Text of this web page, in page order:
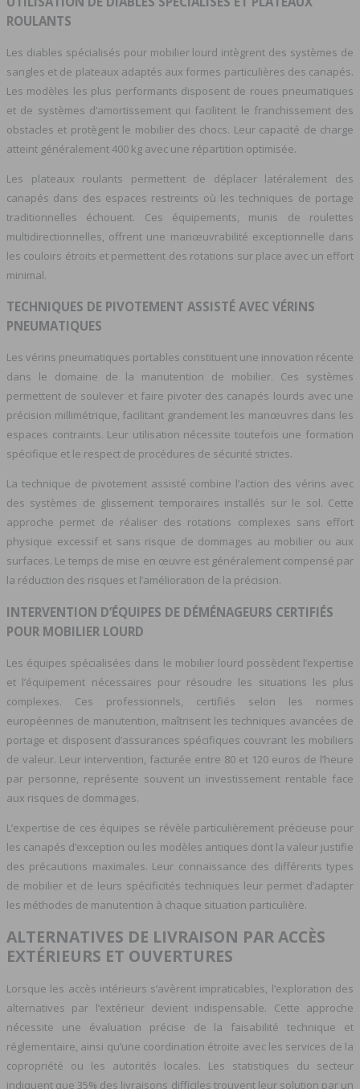
ROULANTS
Les diables spécialisés pour mobilier lourd intègrent des systèmes de
sangles et de plateaux adaptés aux formes particulières des canapés.
Les modèles les plus performants disposent de roues pneumatiques
et de systèmes d’amortissement qui facilitent le franchissement des
obstacles et protègent le mobilier des chocs. Leur capacité de charge
atteint généralement 400 kg avec une répartition optimisée.
Les plateaux roulants permettent de déplacer latéralement des
canapés dans des espaces restreints où les techniques de portage
traditionnelles échouent. Ces équipements, munis de roulettes
multidirectionnelles, offrent une manœuvrabilité exceptionnelle dans
les couloirs étroits et permettent des rotations sur place avec un effort
minimal.
TECHNIQUES DE PIVOTEMENT ASSISTÉ AVEC VÉRINS
PNEUMATIQUES
Les vérins pneumatiques portables constituent une innovation récente
dans le domaine de la manutention de mobilier. Ces systèmes
permettent de soulever et faire pivoter des canapés lourds avec une
précision millimétrique, facilitant grandement les manœuvres dans les
espaces contraints. Leur utilisation nécessite toutefois une formation
spécifique et le respect de procédures de sécurité strictes.
La technique de pivotement assisté combine l’action des vérins avec
des systèmes de glissement temporaires installés sur le sol. Cette
approche permet de réaliser des rotations complexes sans effort
physique excessif et sans risque de dommages au mobilier ou aux
surfaces. Le temps de mise en œuvre est généralement compensé par
la réduction des risques et l’amélioration de la précision.
INTERVENTION D’ÉQUIPES DE DÉMÉNAGEURS CERTIFIÉS
POUR MOBILIER LOURD
Les équipes spécialisées dans le mobilier lourd possèdent l’expertise
et l’équipement nécessaires pour résoudre les situations les plus
complexes. Ces professionnels, certifiés selon les normes
européennes de manutention, maîtrisent les techniques avancées de
portage et disposent d’assurances spécifiques couvrant les mobiliers
de valeur. Leur intervention, facturée entre 80 et 120 euros de l’heure
par personne, représente souvent un investissement rentable face
aux risques de dommages.
L’expertise de ces équipes se révèle particulièrement précieuse pour
les canapés d’exception ou les modèles antiques dont la valeur justifie
des précautions maximales. Leur connaissance des différents types
de mobilier et de leurs spécificités techniques leur permet d’adapter
les méthodes de manutention à chaque situation particulière.
ALTERNATIVES DE LIVRAISON PAR ACCÈS
EXTÉRIEURS ET OUVERTURES
Lorsque les accès intérieurs s’avèrent impraticables, l’exploration des
alternatives par l’extérieur devient indispensable. Cette approche
nécessite une évaluation précise de la faisabilité technique et
réglementaire, ainsi qu’une coordination étroite avec les services de la
copropriété ou les autorités locales. Les statistiques du secteur
indiquent que 35% des livraisons difficiles trouvent leur solution par un